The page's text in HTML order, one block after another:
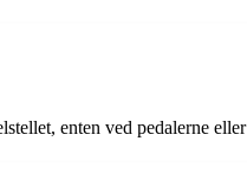
enten ved pedalerne